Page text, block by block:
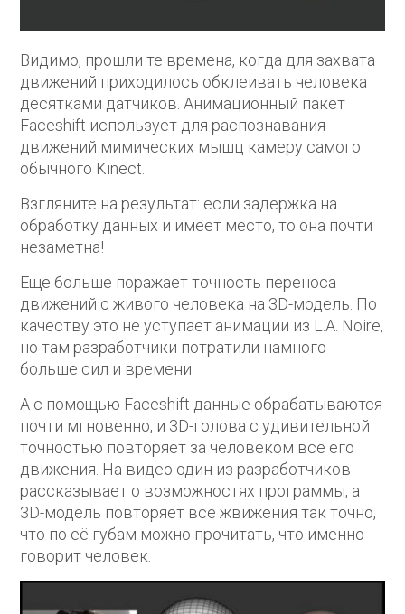
Видимо, прошли те времена, когда для захвата
движений приходилось обклеивать человека
десятками датчиков. Анимационный пакет
Faceshift использует для распознавания
движений мимических мышц камеру самого
обычного Kinect.
Взгляните на результат: если задержка на
обработку данных и имеет место, то она почти
незаметна!
Еще больше поражает точность переноса
движений с живого человека на 3D-модель. По
качеству это не уступает анимации из L.A. Noire,
но там разработчики потратили намного
больше сил и времени.
А с помощью Faceshift данные обрабатываются
почти мгновенно, и 3D-голова с удивительной
точностью повторяет за человеком все его
движения. На видео один из разработчиков
рассказывает о возможностях программы, а
3D-модель повторяет все жвижения так точно,
что по её губам можно прочитать, что именно
говорит человек.